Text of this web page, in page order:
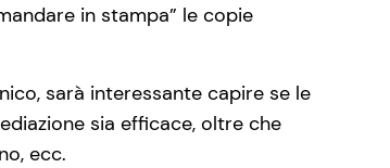
in stampa” le copie
sarà interessante capire se le
sia efficace, oltre che
ecc.